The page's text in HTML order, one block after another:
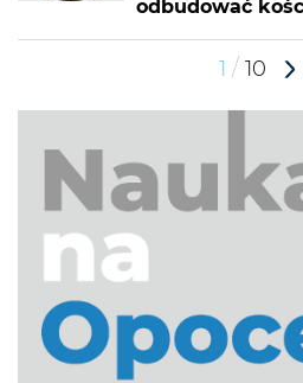
odbudować
1 / 10